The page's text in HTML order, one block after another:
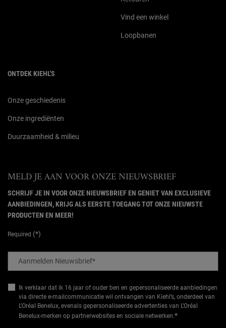
Vind een winkel
Loopbanen
ONTDEK KIEHL'S
Onze geschiedenis
Onze ingrediënten
Duurzaamheid & milieu
MELD JE AAN VOOR ONZE NIEUWSBRIEF
SCHRIJF JE IN VOOR ONZE NIEUWSBRIEF EN GENIET VAN EXCLUSIEVE
AANBIEDINGEN, KRIJG ALS EERSTE TOEGANG TOT ONZE NIEUWSTE
PRODUCTEN EN MEER!
Required (*)
Aanmelden Nieuwsbrief*
Ik verklaar dat ik 16 jaar of ouder ben en gepersonaliseerde aanbiedingen
via directe e-mailcommunicatie wil ontvangen van Kiehl’s, onderdeel van
L’Oréal Benelux, evenals gepersonaliseerde advertenties van L’Oréal
Benelux-merken op partnerwebsites en sociale netwerken.*